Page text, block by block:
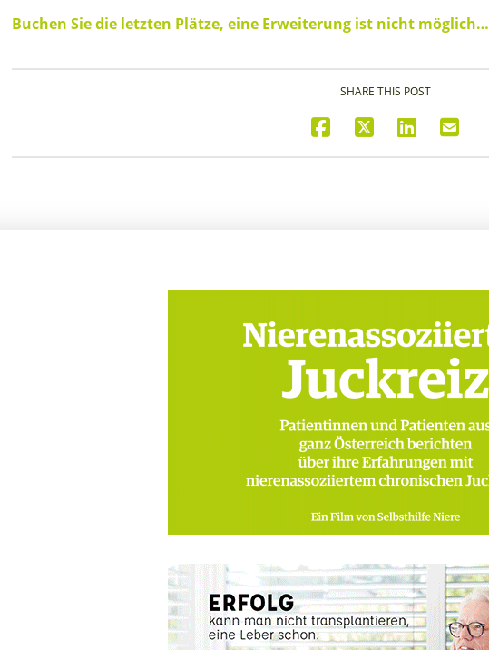
Buchen Sie die letzten Plätze, eine Erweiterung ist nicht möglich…
SHARE THIS POST